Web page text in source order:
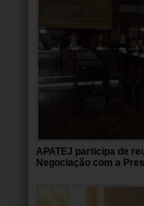
APATEJ participa de
Negociação com a